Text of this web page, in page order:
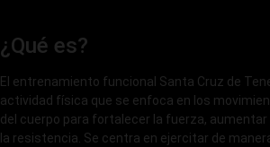
¿Qué es?
El entrenamiento funcional Santa Cruz de
actividad física que se enfoca en los
del cuerpo para fortalecer la fuerza, aumentar
la resistencia. Se centra en ejercitar de